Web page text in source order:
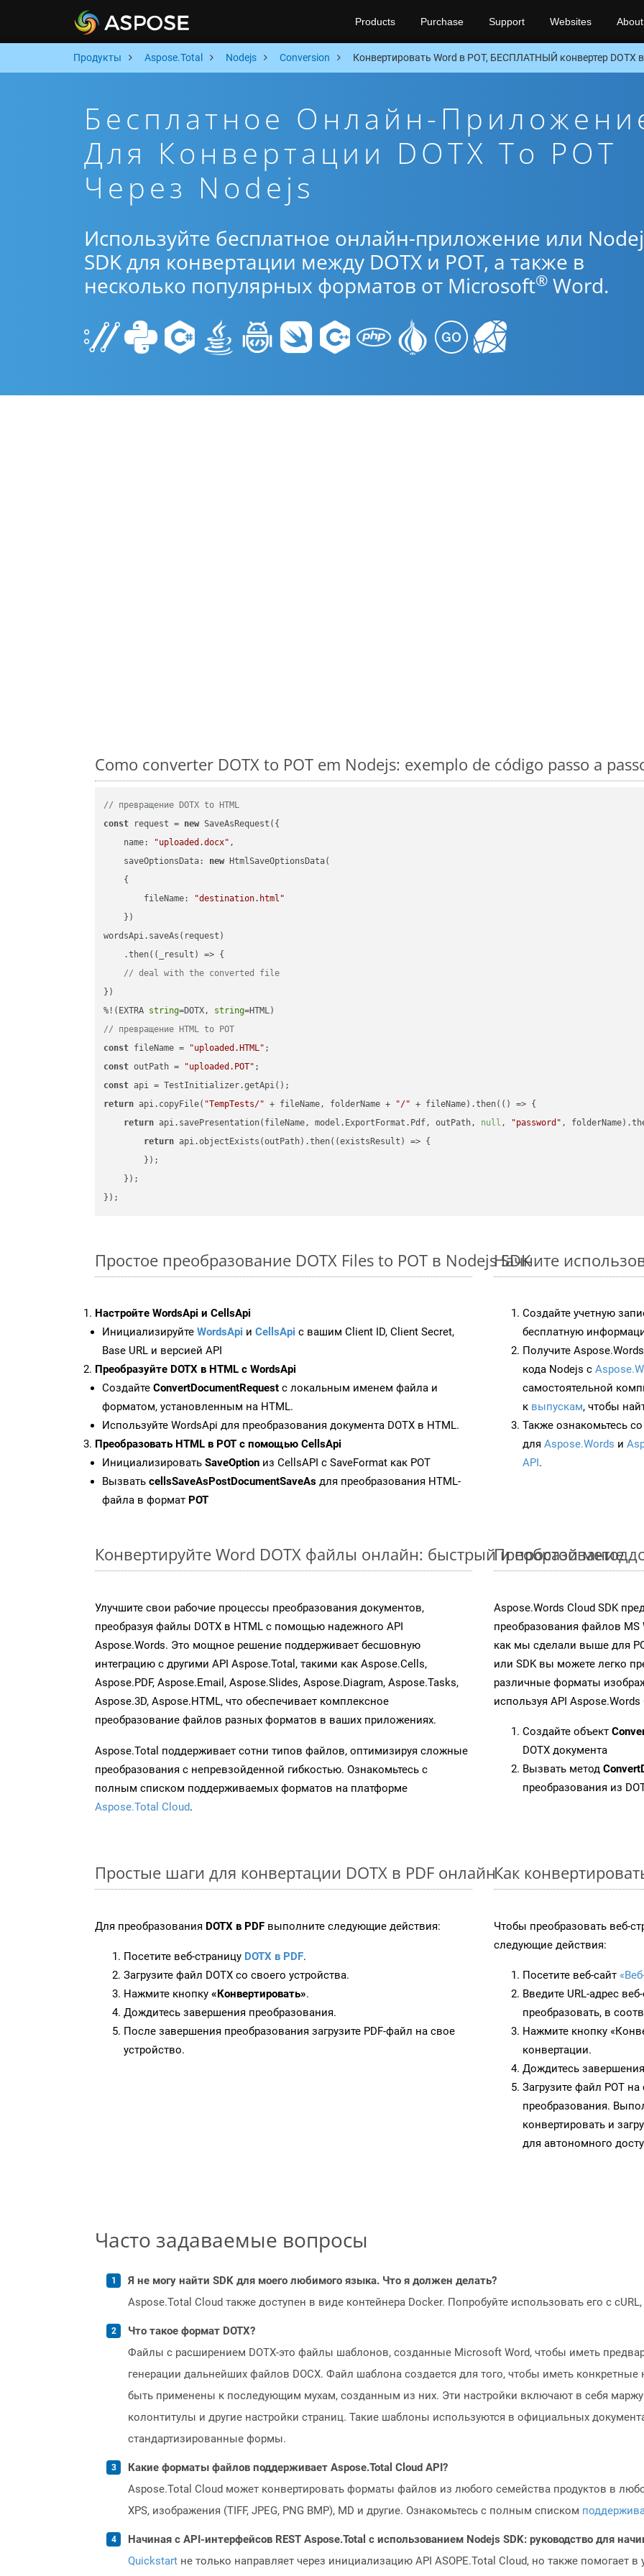
Products Purchase Support Websites About
Продукты Aspose.Total Nodejs Conversion Конвертировать Word в POT, БЕСПЛАТНЫЙ конвертер DOTX в
Бесплатное Онлайн-
Для Конвертации DOTX To POT
Через Nodejs
Используйте бесплатное онлайн-приложение или
SDK для конвертации между DOTX и POT, а также в
несколько популярных форматов от Microsoft® Word.
Como converter DOTX to POT em Nodejs: exemplo de código passo a
// превращение DOTX to HTML
const request = new SaveAsRequest({
name: "uploaded.docx" ,
saveOptionsData: new HtmlSaveOptionsData(
    {
fileName:
"destination.html"
    })
wordsApi.saveAs(request)
    .then(
( _result ) => {
// deal with the converted file
})
%!(EXTRA string=DOTX, string
// превращение HTML to POT
const fileName = "uploaded.HTML"
const outPath = "uploaded.POT"
const
return api.copyFile( "TempTests/" + fileName, folderName + "/" + fileName).then( () => {
return api.savePresentation(fileName, model.ExportFormat.Pdf, outPath, null , "password" ,
return api.objectExists(outPath).then( (existsResult ) => {
        });
    });
Простое преобразование DOTX Files to POT в Nodejs SDK
Настройте WordsApi и CellsApi
Инициализируйте WordsApi и CellsApi с вашим Client ID, Client Secret,
Base URL и версией API
Преобразуйте DOTX в HTML с WordsApi
Создайте ConvertDocumentRequest с локальным именем файла и
форматом, установленным на HTML.
Используйте WordsApi для преобразования документа DOTX в HTML.
Преобразовать HTML в POT с помощью CellsApi
Инициализировать SaveOption из CellsAPI с SaveFormat как POT
Вызвать cellsSaveAsPostDocumentSaveAs для преобразования HTML-
файла в формат POT
Начните
Создайте учетную
бесплатную
Получите
кода Nodejs с
самостоятельной
к выпускам, чтобы
Также ознакомьтесь
для Aspose.Words и
API.
Конвертируйте Word DOTX файлы онлайн: быстрый и простой метод
Улучшите свои рабочие процессы преобразования документов,
преобразуя файлы DOTX в HTML с помощью надежного API
Aspose.Words. Это мощное решение поддерживает бесшовную
интеграцию с другими API Aspose.Total, такими как Aspose.Cells,
Aspose.PDF, Aspose.Email, Aspose.Slides, Aspose.Diagram, Aspose.Tasks,
Aspose.3D, Aspose.HTML, что обеспечивает комплексное
преобразование файлов разных форматов в ваших приложениях.
Aspose.Total поддерживает сотни типов файлов, оптимизируя сложные
преобразования с непревзойденной гибкостью. Ознакомьтесь с
полным списком поддерживаемых форматов на платформе
Aspose.Total Cloud.
Преобразование
Aspose.Words Cloud SDK
преобразования файлов
как мы сделали выше для
или SDK вы можете легко
различные форматы
используя API Aspose.Words
Создайте объект
DOTX документа
Вызвать метод
преобразования из
Простые шаги для конвертации DOTX в PDF онлайн
Для преобразования DOTX в PDF выполните следующие действия:
Посетите веб-страницу DOTX в PDF.
Загрузите файл DOTX со своего устройства.
Нажмите кнопку «Конвертировать».
Дождитесь завершения преобразования.
После завершения преобразования загрузите PDF-файл на свое
устройство.
Как
Чтобы преобразовать веб-
следующие действия:
Посетите веб-сайт
Введите URL-адрес
преобразовать, в
Нажмите кнопку
конвертации.
Дождитесь
Загрузите файл POT
преобразования.
конвертировать и
для автономного
Часто задаваемые вопросы
Я не могу найти SDK для моего любимого языка. Что я должен делать?
Aspose.Total Cloud также доступен в виде контейнера Docker. Попробуйте использовать его с
Что такое формат DOTX?
Файлы с расширением DOTX-это файлы шаблонов, созданные Microsoft Word, чтобы иметь
генерации дальнейших файлов DOCX. Файл шаблона создается для того, чтобы иметь
быть применены к последующим мухам, созданным из них. Эти настройки включают в себя
колонтитулы и другие настройки страниц. Такие шаблоны используются в официальных
стандартизированные формы.
Какие форматы файлов поддерживает Aspose.Total Cloud API?
Aspose.Total Cloud может конвертировать форматы файлов из любого семейства продуктов в
XPS, изображения (TIFF, JPEG, PNG BMP), MD и другие. Ознакомьтесь с полным списком
Начиная с API-интерфейсов REST Aspose.Total с использованием Nodejs SDK: руководство для
Quickstart не только направляет через инициализацию API ASOPE.Total Cloud, но также помогает